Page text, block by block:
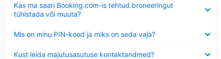
Kas ma saan Booking.com-is tehtud broneeringut
tühistada või muuta?
Mis on minu PIN-kood ja miks on seda vaja?
Kust leida majutusasutuse kontaktandmed?